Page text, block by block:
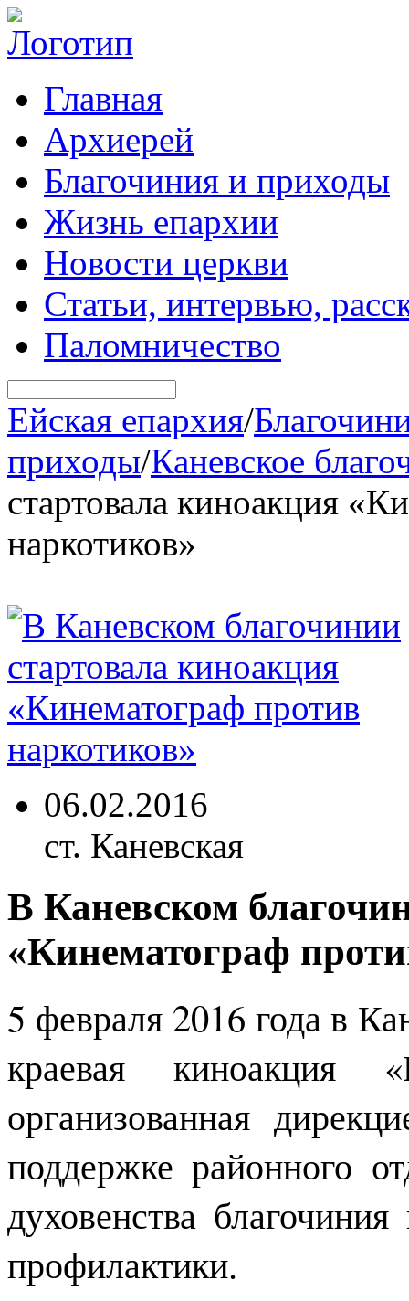
Главная
Архиерей
Благочиния и приходы
Жизнь епархии
Новости церкви
Статьи, интервью,
Паломничество
Ейская епархия/
приходы/Каневское
стартовала киноакция
наркотиков»
06.02.2016
ст. Каневская
В Каневском
«Кинематограф
5 февраля 2016 года в
краевая киноакция
организованная
поддержке районного
духовенства
профилактики.